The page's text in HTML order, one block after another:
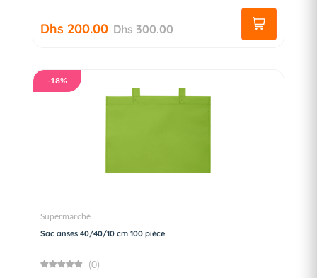
Dhs 200.00 Dhs 300.00
-18%
Supermarché
Sac anses 40/40/10 cm 100 pièce
(0)